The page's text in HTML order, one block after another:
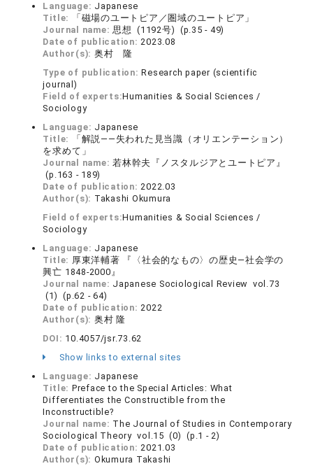
Language: Japanese
Title:
「磁場のユートピア／圏域のユートピア」
Journal name:思想 (1192号) (p.35 - 49)
Date of publication:2023.08
Author(s): 奥村 隆
Type of publication:Research paper (scientific
journal)
Field of experts:Humanities & Social Sciences /
Sociology
Language: Japanese
Title:
「解説――失われた見当識（オリエンテーション）
を求めて」
Journal name:若林幹夫『ノスタルジアとユートピア』
(p.163 - 189)
Date of publication:2022.03
Author(s): Takashi Okumura
Field of experts:Humanities & Social Sciences /
Sociology
Language: Japanese
Title: 厚東洋輔著 『〈社会的なもの〉の歴史―社会学の
興亡 1848-2000』
Journal name: Japanese Sociological Review vol.73
(1) (p.62 - 64)
Date of publication:2022
Author(s): 奥村 隆
DOI: 10.4057/jsr.73.62
Show links to external sites
Language: Japanese
Title: Preface to the Special Articles: What
Differentiates the Constructible from the
Inconstructible?
Journal name: The Journal of Studies in Contemporary
Sociological Theory vol.15 (0) (p.1 - 2)
Date of publication:2021.03
Author(s): Okumura Takashi